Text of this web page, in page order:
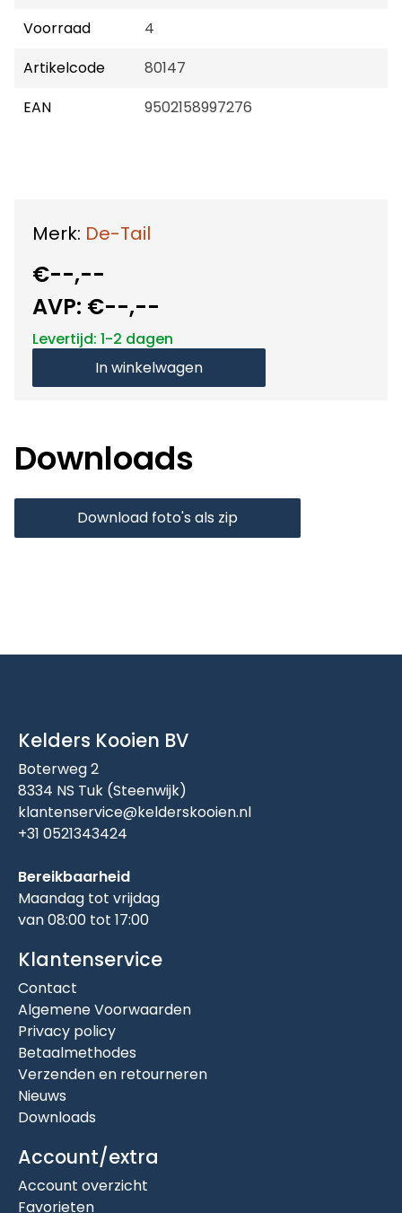
Voorraad
4
Artikelcode
80147
EAN
9502158997276
Merk: De-Tail
€--,--
AVP: €--,--
Levertijd: 1-2 dagen
In winkelwagen
Downloads
Download foto's als zip
Kelders Kooien BV
Boterweg 2
8334 NS Tuk (Steenwijk)
klantenservice@kelderskooien.nl
+31 0521343424
Bereikbaarheid
Maandag tot vrijdag
van 08:00 tot 17:00
Klantenservice
Contact
Algemene Voorwaarden
Privacy policy
Betaalmethodes
Verzenden en retourneren
Nieuws
Downloads
Account/extra
Account overzicht
Favorieten